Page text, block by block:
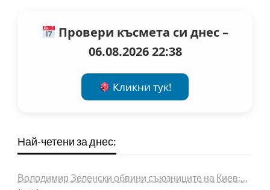
Провери късмета си днес –
06.08.2026 22:38
Кликни тук!
Най-четени за днес:
Володимир Зеленски обвини съюзниците на Киев:…